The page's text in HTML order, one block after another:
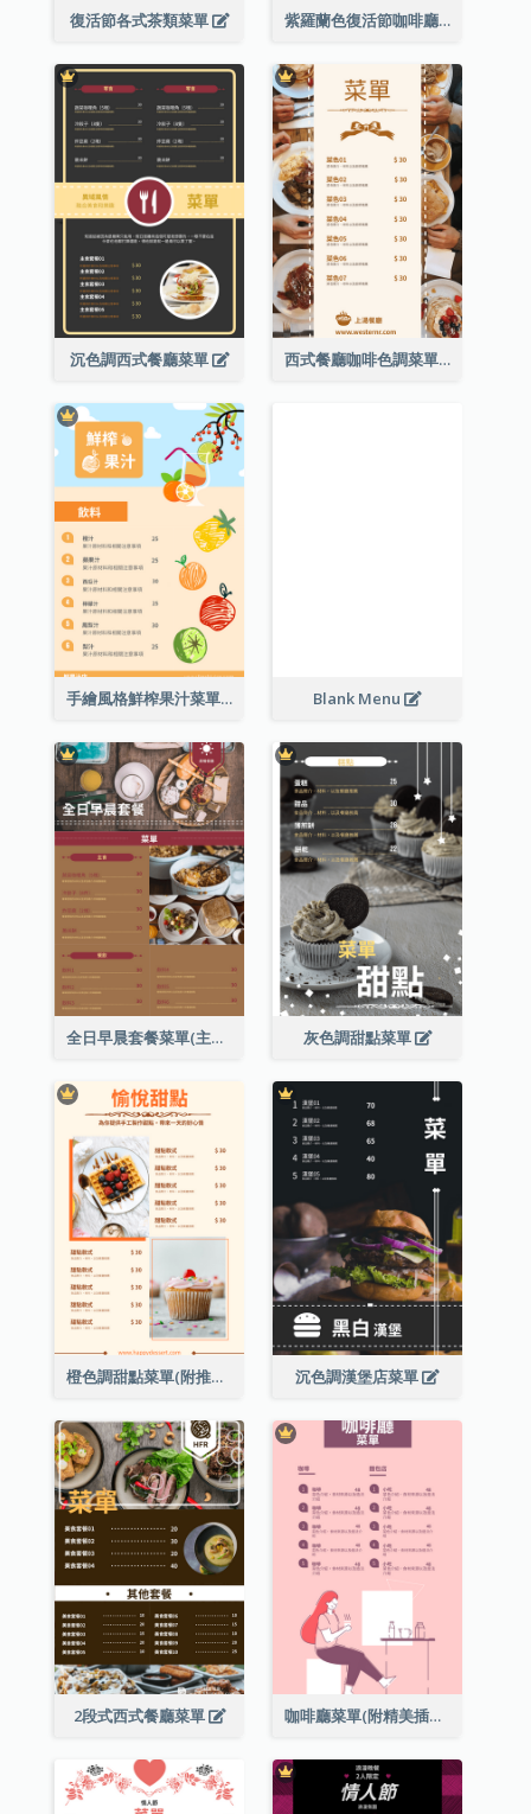
復活節各式茶類菜單 紫羅蘭色復活節咖啡廳菜單
沉色調西式餐廳菜單 西式餐廳咖啡色調菜單
手繪風格鮮榨果汁菜單 Blank Menu
全日早晨套餐菜單(主食及餐飲) 灰色調甜點菜單
橙色調甜點菜單(附推薦款式圖片) 沉色調漢堡店菜單
2段式西式餐廳菜單 咖啡廳菜單(附精美插圖)